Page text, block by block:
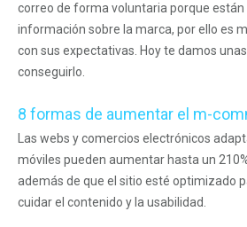
correo de forma voluntaria porque
información sobre la marca, por ello es
con sus expectativas. Hoy te damos
conseguirlo.
8 formas de aumentar el m-
Las webs y comercios electrónicos
móviles pueden aumentar hasta un
además de que el sitio esté optimizado
cuidar el contenido y la usabilidad.